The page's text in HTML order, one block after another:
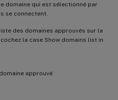
domaine qui est sélectionné par
se connectent.
des domaines approuvés sur la
la case Show domains list in